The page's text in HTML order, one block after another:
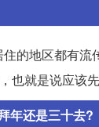
的地区都有
也就是说应该
年还是三十去?